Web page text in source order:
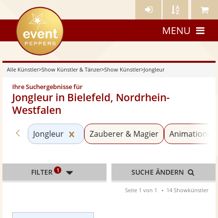
Künstler- Künstler Meine
eventpeppers
MENU
Alle Künstler>Show Künstler & Tänzer>Show Künstler>Jongleur
Ihre Suchergebnisse für
Jongleur in Bielefeld, Nordrhein-
Westfalen
Zurück zu «Show Künstler»
Jongleur Kategorie «Jongleur» zurücksetzen
Zauberer & Magier
FILTER 1 SUCHE ÄNDERN
Seite 1 von 1 14 Showkünstler